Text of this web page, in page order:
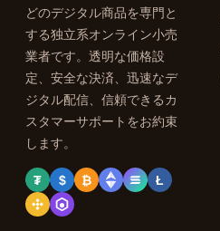
どのデジタル商品を専門と
する独立系オンライン小売
業者です。透明な価格設
定、安全な決済、迅速なデ
ジタル配信、信頼できるカ
スタマーサポートをお約束
します。
₮ $ ₿ Ł